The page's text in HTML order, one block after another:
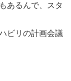
あるんで、スタ
ビリの計画会議